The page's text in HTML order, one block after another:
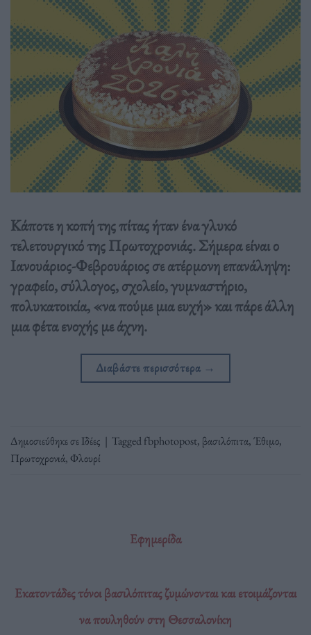
Κάποτε η κοπή της πίτας ήταν ένα γλυκό
τελετουργικό της Πρωτοχρονιάς. Σήμερα είναι ο
Ιανουάριος-Φεβρουάριος σε ατέρμονη επανάληψη:
γραφείο, σύλλογος, σχολείο, γυμναστήριο,
πολυκατοικία, «να πούμε μια ευχή» και πάρε άλλη
μια φέτα ενοχής με άχνη.
Διαβάστε περισσότερα →
Δημοσιεύθηκε σεΙδέες | Taggedfbphotopost, βασιλόπιτα,Έθιμο,
Πρωτοχρονιά, Φλουρί
Εφημερίδα
Εκατοντάδες τόνοι βασιλόπιτας ζυμώνονται και ετοιμάζονται
να πουληθούν στη Θεσσαλονίκη